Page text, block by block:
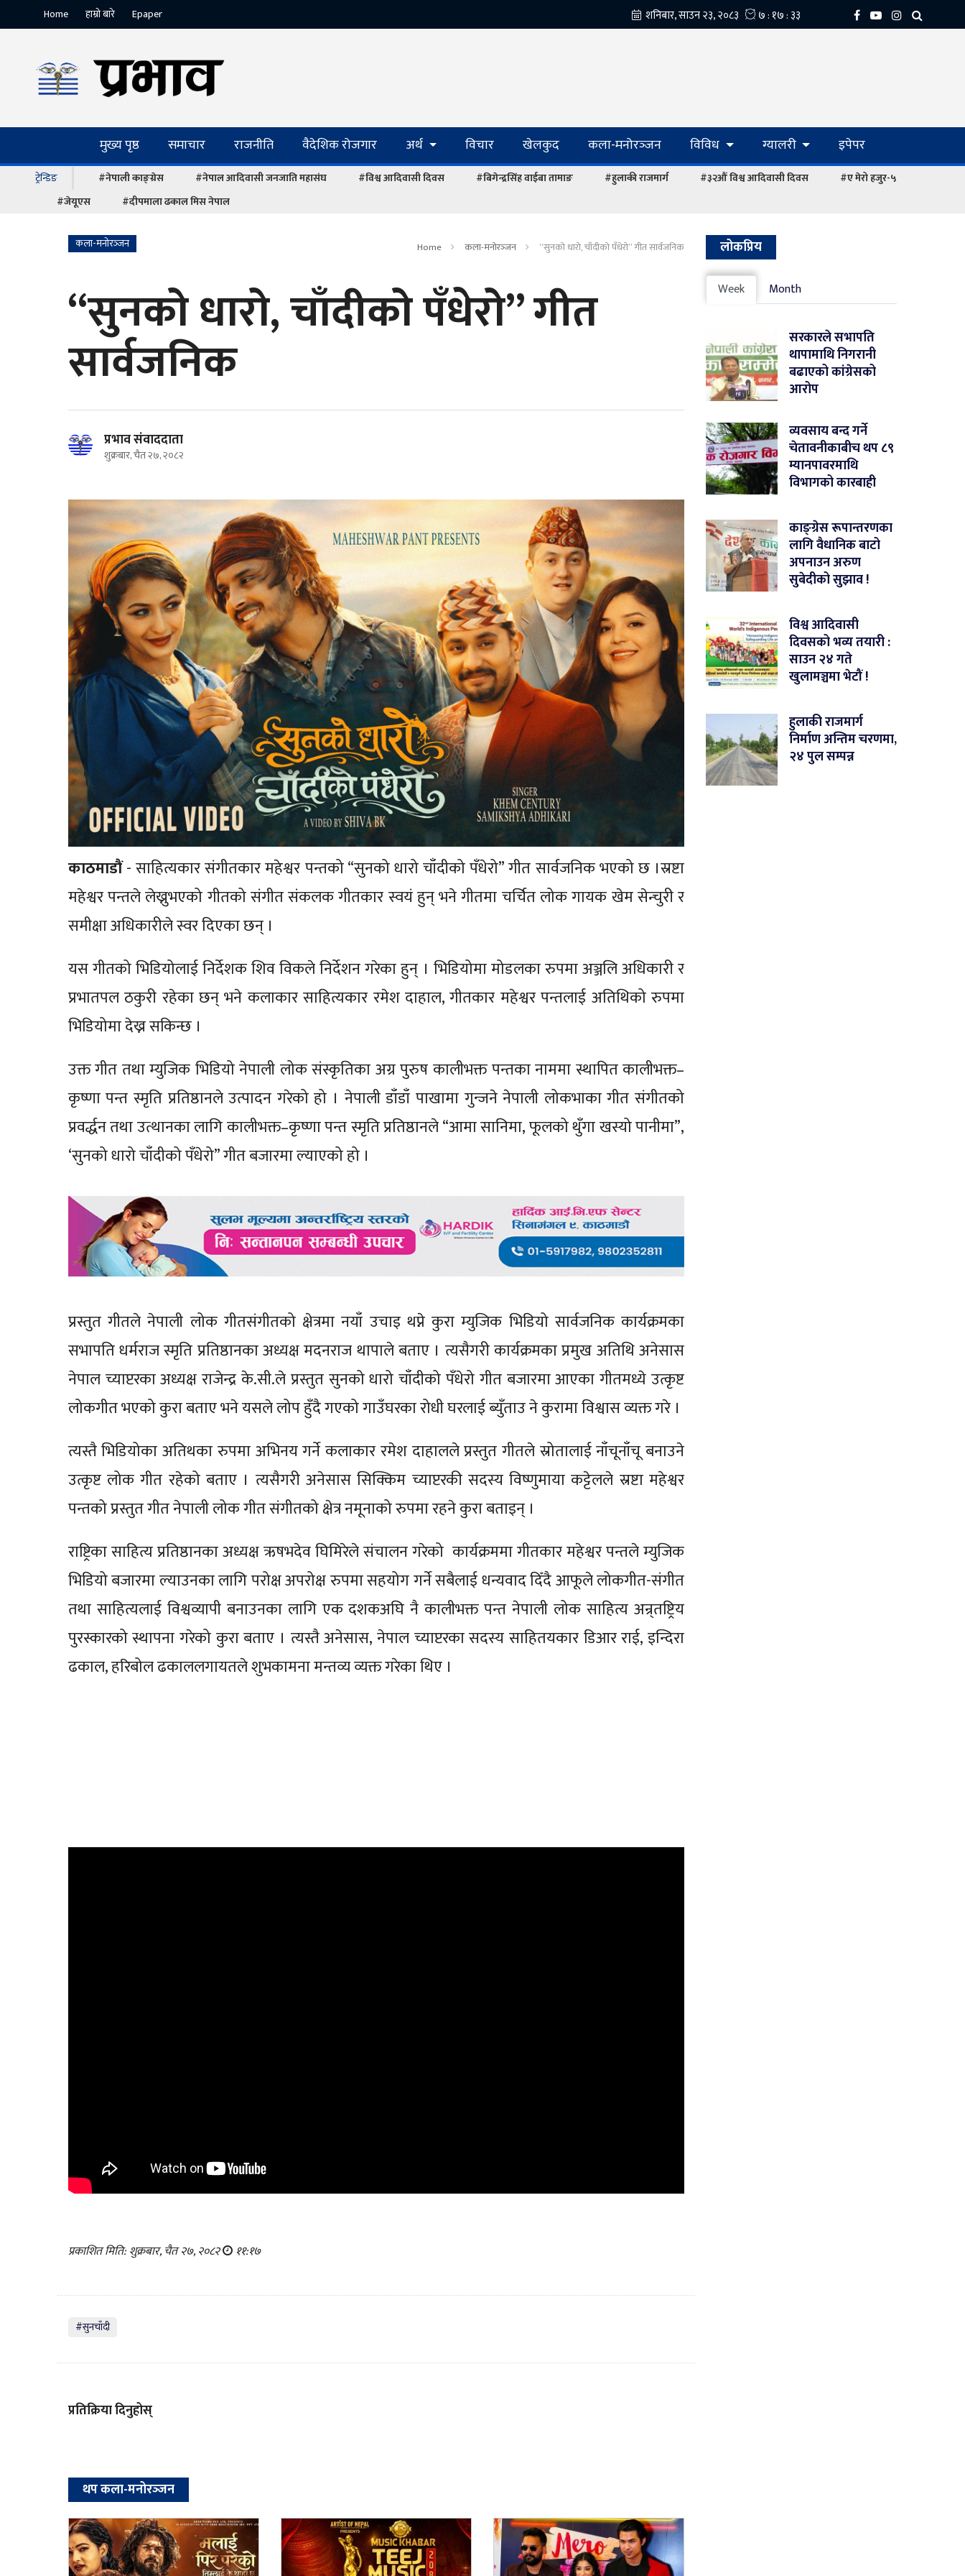
Home हाम्रो बारे Epaper
मुख्य पृष्ठ समाचार राजनीति वैदेशिक रोजगार अर्थ विचार खेलकुद कला-मनोरञ्‍जन विविध ग्यालरी इपेपर
ट्रेन्डिङ #नेपाली काङ्ग्रेस #नेपाल आदिवासी जनजाति महासंघ #विश्व आदिवासी दिवस #बिगेन्द्रसिंह वाईबा तामाङ #हुलाकी राजमार्ग #३२औं विश्व आदिवासी दिवस
#ए मेरो हजुर-५
#जेयूएस
#दीपमाला ढकाल मिस नेपाल
कला-मनोरञ्‍जन Home कला-मनोरञ्‍जन “सुनको धारो, चाँदीको पँधेरो” गीत सार्वजनिक
“सुनको धारो, चाँदीको पँधेरो” गीत
सार्वजनिक
प्रभाव संवाददाता
शुक्रबार, चैत २७, २०८२
काठमाडाैं- साहित्यकार संगीतकार महेश्वर पन्तको “सुनको धारो चाँदीको पँधेरो” गीत सार्वजनिक भएको छ ।स्रष्टा
महेश्वर पन्तले लेख्नुभएको गीतको संगीत संकलक गीतकार स्वयं हुन् भने गीतमा चर्चित लोक गायक खेम सेन्चुरी र
समीक्षा अधिकारीले स्वर दिएका छन् ।
यस गीतको भिडियोलाई निर्देशक शिव विकले निर्देशन गरेका हुन् । भिडियोमा मोडलका रुपमा अञ्जलि अधिकारी र
प्रभातपल ठकुरी रहेका छन् भने कलाकार साहित्यकार रमेश दाहाल, गीतकार महेश्वर पन्तलाई अतिथिको रुपमा
भिडियोमा देख्न सकिन्छ ।
उक्त गीत तथा म्युजिक भिडियो नेपाली लोक संस्कृतिका अग्र पुरुष कालीभक्त पन्तका नाममा स्थापित कालीभक्त–
कृष्णा पन्त स्मृति प्रतिष्ठानले उत्पादन गरेको हो । नेपाली डाँडाँ पाखामा गुन्जने नेपाली लोकभाका गीत संगीतको
प्रवर्द्धन तथा उत्थानका लागि कालीभक्त–कृष्णा पन्त स्मृति प्रतिष्ठानले “आमा सानिमा, फूलको थुँगा खस्यो पानीमा”,
‘सुनको धारो चाँदीको पँधेरो” गीत बजारमा ल्याएको हो ।
प्रस्तुत गीतले नेपाली लोक गीतसंगीतको क्षेत्रमा नयाँ उचाइ थप्ने कुरा म्युजिक भिडियो सार्वजनिक कार्यक्रमका
सभापति धर्मराज स्मृति प्रतिष्ठानका अध्यक्ष मदनराज थापाले बताए । त्यसैगरी कार्यक्रमका प्रमुख अतिथि अनेसास
नेपाल च्याप्टरका अध्यक्ष राजेन्द्र के.सी.ले प्रस्तुत सुनको धारो चाँदीको पँधेरो गीत बजारमा आएका गीतमध्ये उत्कृष्ट
लोकगीत भएको कुरा बताए भने यसले लोप हुँदै गएको गाउँघरका रोधी घरलाई ब्युँताउ ने कुरामा विश्वास व्यक्त गरे ।
त्यस्तै भिडियोका अतिथका रुपमा अभिनय गर्ने कलाकार रमेश दाहालले प्रस्तुत गीतले स्रोतालाई नाँचूनाँचू बनाउने
उत्कृष्ट लोक गीत रहेको बताए । त्यसैगरी अनेसास सिक्किम च्याप्टरकी सदस्य विष्णुमाया कट्टेलले स्रष्टा महेश्वर
पन्तको प्रस्तुत गीत नेपाली लोक गीत संगीतको क्षेत्र नमूनाको रुपमा रहने कुरा बताइन् ।
राष्ट्रिका साहित्य प्रतिष्ठानका अध्यक्ष ऋषभदेव घिमिरेले संचालन गरेको कार्यक्रममा गीतकार महेश्वर पन्तले म्युजिक
भिडियो बजारमा ल्याउनका लागि परोक्ष अपरोक्ष रुपमा सहयोग गर्ने सबैलाई धन्यवाद दिँदै आफूले लोकगीत-संगीत
तथा साहित्यलाई विश्वव्यापी बनाउनका लागि एक दशकअघि नै कालीभक्त पन्त नेपाली लोक साहित्य अन्र्तष्ट्रिय
पुरस्कारको स्थापना गरेको कुरा बताए । त्यस्तै अनेसास, नेपाल च्याप्टरका सदस्य साहितयकार डिआर राई, इन्दिरा
ढकाल, हरिबोल ढकाललगायतले शुभकामना मन्तव्य व्यक्त गरेका थिए ।
प्रकाशित मिति: शुक्रबार, चैत २७, २०८२ ११:१७
#सुनचाँदी
प्रतिक्रिया दिनुहोस्
थप कला-मनोरञ्‍जन
लोकप्रिय
Week Month
सरकारले सभापति
थापामाथि निगरानी
बढाएको कांग्रेसको
आरोप
व्यवसाय बन्द गर्ने
चेतावनीकाबीच थप ८९
म्यानपावरमाथि
विभागको कारबाही
काङ्ग्रेस रूपान्तरणका
लागि वैधानिक बाटो
अपनाउन अरुण
सुबेदीको सुझाव !
विश्व आदिवासी
दिवसको भव्य तयारी :
साउन २४ गते
खुलामञ्चमा भेटौं !
हुलाकी राजमार्ग
निर्माण अन्तिम चरणमा,
२४ पुल सम्पन्न